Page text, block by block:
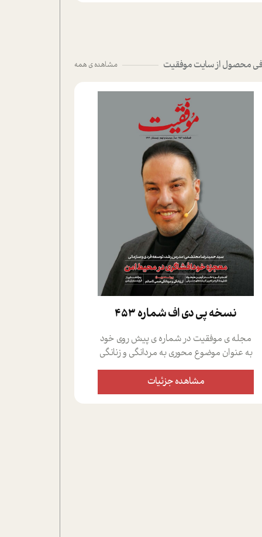
محصول از سایت موفقیت مشاهده ی همه
نسخه پي دي اف شماره 453
مجله ی موفقیت در شماره ی پیش روی خود
به عنوان موضوع محوری به مردانگی و زنانگی
سمی پرداخته است؛ علاوه بر این که؛ گفت و
گویی اختصاصی داشته ایم با فردین علیخواه،
جامعه شناس در بخش های مختلف تلاش
مشاهده جزئیات